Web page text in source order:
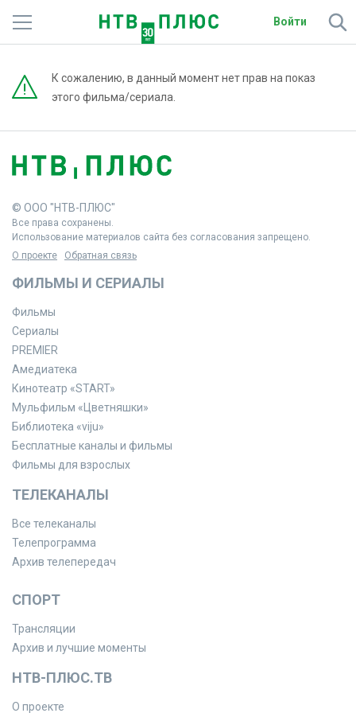
Войти
Фильмы и сериалы
Подписки
Радио
Спутниковым абонентам
О сайте
Активировать промокод
К сожалению, в данный момент нет прав на показ
этого фильма/сериала.
© ООО "НТВ-ПЛЮС"
Все права сохранены.
Использование материалов сайта без согласования запрещено.
О проекте
Обратная связь
ФИЛЬМЫ И СЕРИАЛЫ
Фильмы
Сериалы
PREMIER
Амедиатека
Кинотеатр «START»
Мульфильм «Цветняшки»
Библиотека «viju»
Бесплатные каналы и фильмы
Фильмы для взрослых
ТЕЛЕКАНАЛЫ
Все телеканалы
Телепрограмма
Архив телепередач
СПОРТ
Трансляции
Архив и лучшие моменты
НТВ-ПЛЮС.ТВ
О проекте